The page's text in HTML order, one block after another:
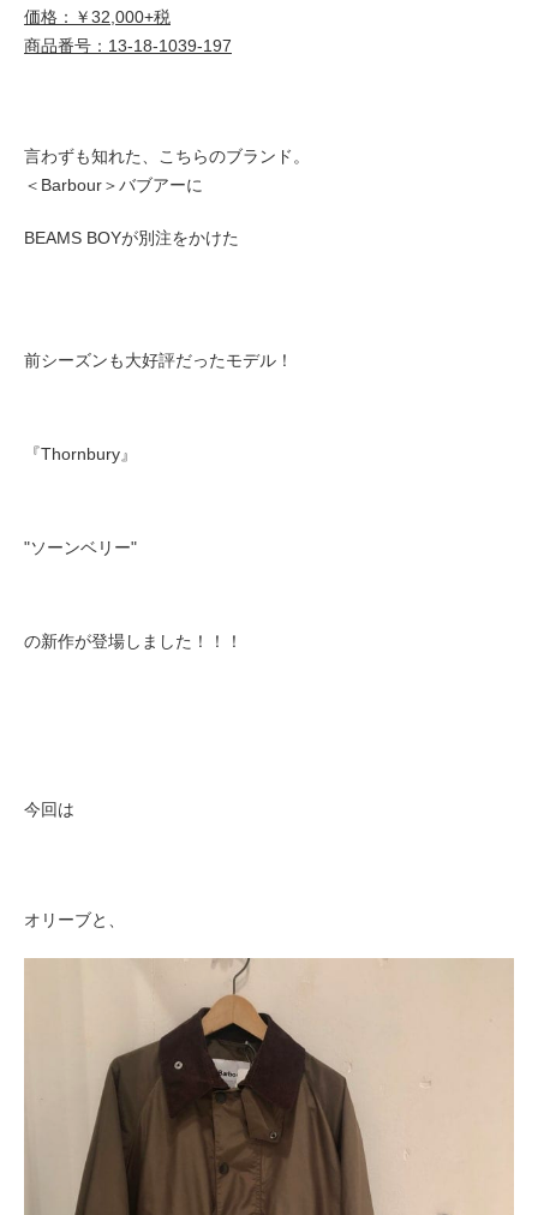
価格：￥32,000+税
商品番号：13-18-1039-197
言わずも知れた、こちらのブランド。
＜Barbour＞バブアーに
BEAMS BOYが別注をかけた
前シーズンも大好評だったモデル！
『Thornbury』
"ソーンベリー"
の新作が登場しました！！！
今回は
オリーブと、